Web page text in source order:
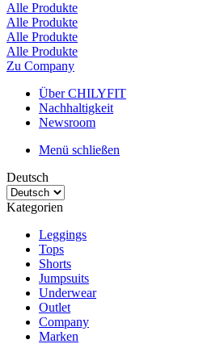
Alle Produkte
Alle Produkte
Alle Produkte
Alle Produkte
Zu Company
Über CHILYFIT
Nachhaltigkeit
Newsroom
Menü schließen
Deutsch
Kategorien
Leggings
Tops
Shorts
Jumpsuits
Underwear
Outlet
Company
Marken